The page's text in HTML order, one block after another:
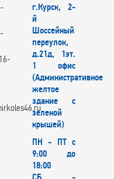
г.Курск, 2-
й
Шоссейный
переулок,
д.21д, 1эт.
1 офис
(Административное
желтое
здание с
зеленой
крышей)
ПН - ПТ с
9:00 до
18:00